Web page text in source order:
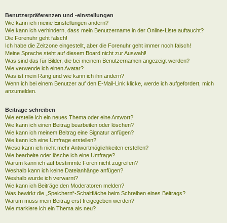
Benutzerpräferenzen und -einstellungen
Wie kann ich meine Einstellungen ändern?
Wie kann ich verhindern, dass mein Benutzername in der Online-Liste auftaucht?
Die Forenuhr geht falsch!
Ich habe die Zeitzone eingestellt, aber die Forenuhr geht immer noch falsch!
Meine Sprache steht auf diesem Board nicht zur Auswahl!
Was sind das für Bilder, die bei meinem Benutzernamen angezeigt werden?
Wie verwende ich einen Avatar?
Was ist mein Rang und wie kann ich ihn ändern?
Wenn ich bei einem Benutzer auf den E-Mail-Link klicke, werde ich aufgefordert, mich
anzumelden.
Beiträge schreiben
Wie erstelle ich ein neues Thema oder eine Antwort?
Wie kann ich einen Beitrag bearbeiten oder löschen?
Wie kann ich meinem Beitrag eine Signatur anfügen?
Wie kann ich eine Umfrage erstellen?
Wieso kann ich nicht mehr Antwortmöglichkeiten erstellen?
Wie bearbeite oder lösche ich eine Umfrage?
Warum kann ich auf bestimmte Foren nicht zugreifen?
Weshalb kann ich keine Dateianhänge anfügen?
Weshalb wurde ich verwarnt?
Wie kann ich Beiträge den Moderatoren melden?
Was bewirkt die „Speichern“-Schaltfläche beim Schreiben eines Beitrags?
Warum muss mein Beitrag erst freigegeben werden?
Wie markiere ich ein Thema als neu?